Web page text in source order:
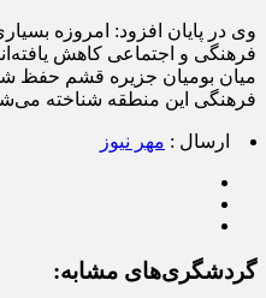
وی در پایان افزود: امروزه
فرهنگی و اجتماعی کاهش
میان بومیان جزیره قشم حفظ
فرهنگی این منطقه شناخته
ارسال : مهر نیوز
گردشگری‌های مشابه: